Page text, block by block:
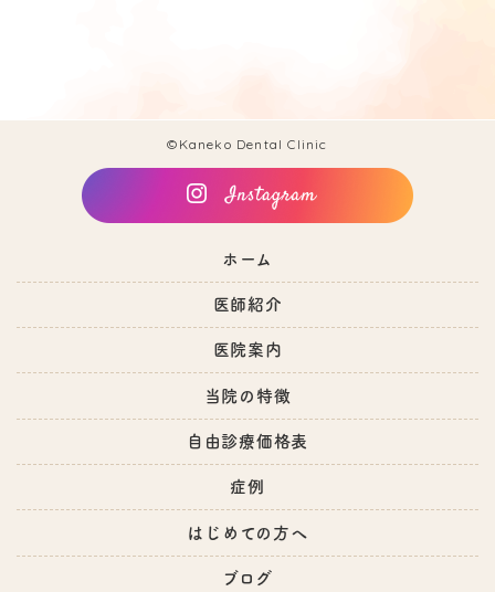
©Kaneko Dental Clinic
ホーム
医師紹介
医院案内
当院の特徴
自由診療価格表
症例
はじめての方へ
ブログ